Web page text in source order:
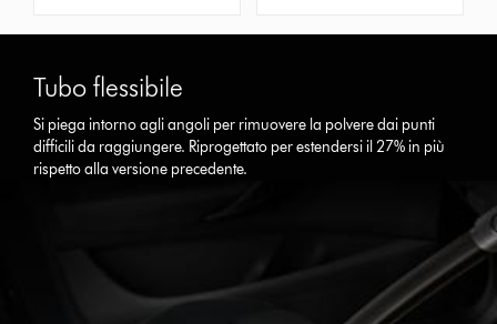
Tubo flessibile
Si piega intorno agli angoli per rimuovere la polvere dai punti
difficili da raggiungere. Riprogettato per estendersi il 27% in più
rispetto alla versione precedente.